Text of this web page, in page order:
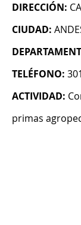
DIRECCIÓN:
CIUDAD:
TELÉFONO:
ACTIVIDAD:
primas